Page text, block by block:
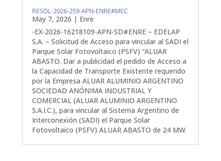
RESOL-2026-259-APN-ENRE#MEC
May 7, 2026 | Enre
-EX-2026-16218109-APN-SD#ENRE – EDELAP
S.A. – Solicitud de Acceso para vincular al SADI el
Parque Solar Fotovoltaico (PSFV) “ALUAR
ABASTO. Dar a publicidad el pedido de Acceso a
la Capacidad de Transporte Existente requerido
por la Empresa ALUAR ALUMINIO ARGENTINO
SOCIEDAD ANÓNIMA INDUSTRIAL Y
COMERCIAL (ALUAR ALUMINIO ARGENTINO
S.A.I.C.), para vincular al Sistema Argentino de
Interconexión (SADI) el Parque Solar
Fotovoltaico (PSFV) ALUAR ABASTO de 24 MW